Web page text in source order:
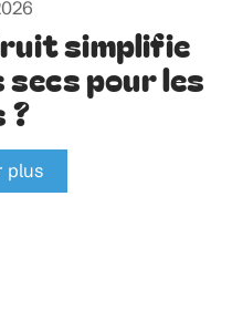
simplifie
pour les
?
plus